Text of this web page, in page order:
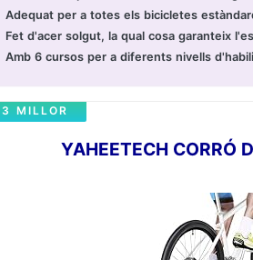
Adequat per a totes els bicicletes
Fet d'acer solgut, la qual cosa garanteix
Amb 6 cursos per a diferents nivells
YAHEETECH CORRÓ
MILLOR